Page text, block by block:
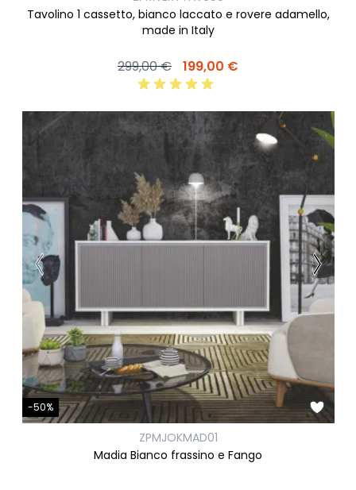
Tavolino 1 cassetto, bianco laccato e rovere adamello,
made in Italy
299,00 € 199,00 €
-50%
ZPMJOKMAD01
Madia Bianco frassino e Fango